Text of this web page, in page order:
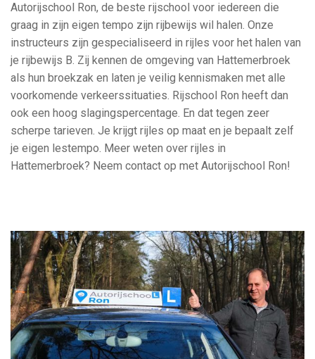
Autorijschool Ron, de beste rijschool voor iedereen die
graag in zijn eigen tempo zijn rijbewijs wil halen. Onze
instructeurs zijn gespecialiseerd in rijles voor het halen van
je rijbewijs B. Zij kennen de omgeving van Hattemerbroek
als hun broekzak en laten je veilig kennismaken met alle
voorkomende verkeerssituaties. Rijschool Ron heeft dan
ook een hoog slagingspercentage. En dat tegen zeer
scherpe tarieven. Je krijgt rijles op maat en je bepaalt zelf
je eigen lestempo. Meer weten over rijles in
Hattemerbroek? Neem contact op met Autorijschool Ron!